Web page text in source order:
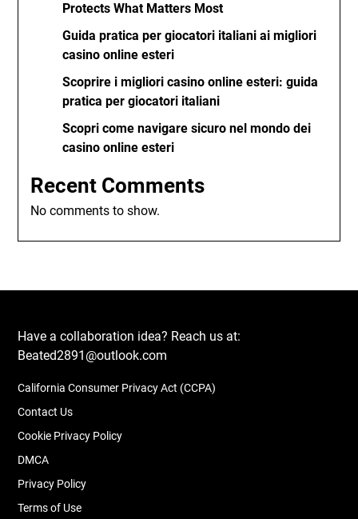
Protects What Matters Most
Guida pratica per giocatori italiani ai migliori
casino online esteri
Scoprire i migliori casino online esteri: guida
pratica per giocatori italiani
Scopri come navigare sicuro nel mondo dei
casino online esteri
Recent Comments
No comments to show.
Have a collaboration idea? Reach us at:
Beated2891@outlook.com
California Consumer Privacy Act (CCPA)
Contact Us
Cookie Privacy Policy
DMCA
Privacy Policy
Terms of Use